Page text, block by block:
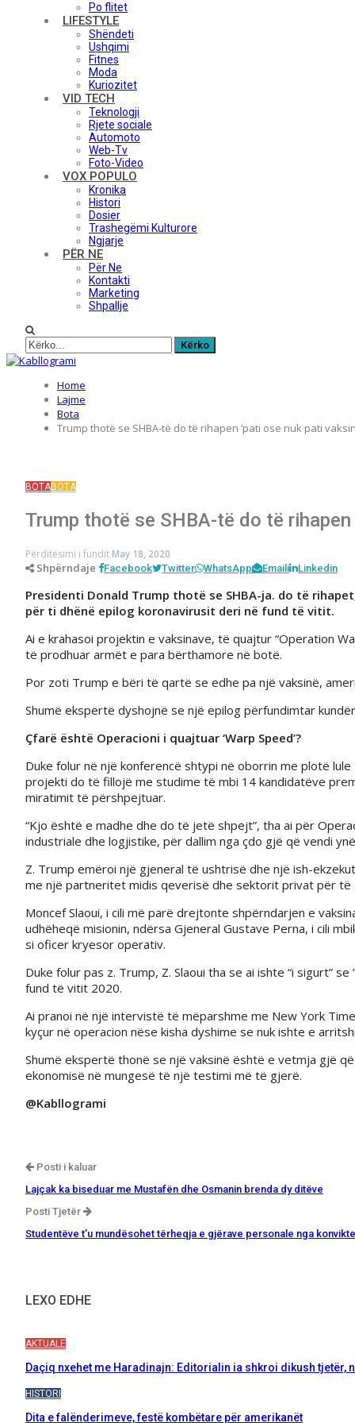
Po flitet
LIFESTYLE
Shëndeti
Ushqimi
Fitnes
Moda
Kuriozitet
VID TECH
Teknologji
Rjete sociale
Automoto
Web-Tv
Foto-Video
VOX POPULO
Kronika
Histori
Dosier
Trashegëmi Kulturore
Ngjarje
PËR NE
Për Ne
Kontakti
Marketing
Shpallje
Home
Lajme
Bota
Trump thotë se SHBA-të do të rihapen ‘pati ose nuk pati
BOTABOTA
Trump thotë se SHBA-të do të rihapen
Përditësimi i funditMay 18, 2020
Shpërndaje Facebook Twitter WhatsApp Emaili Linkedin
Presidenti Donald Trump thotë se SHBA-ja. do të
për ti dhënë epilog koronavirusit deri në fund të vitit.
Ai e krahasoi projektin e vaksinave, të quajtur “Operation
të prodhuar armët e para bërthamore në botë.
Por zoti Trump e bëri të qartë se edhe pa një vaksinë,
Shumë ekspertë dyshojnë se një epilog përfundimtar
Çfarë është Operacioni i quajtuar ‘Warp Speed’?
Duke folur në një konferencë shtypi në oborrin me plotë
projekti do të fillojë me studime të mbi 14 kandidatëve
miratimit të përshpejtuar.
“Kjo është e madhe dhe do të jetë shpejt”, tha ai për
industriale dhe logjistike, për dallim nga çdo gjë që vendi
Z. Trump emëroi një gjeneral të ushtrisë dhe një ish-
me një partneritet midis qeverisë dhe sektorit privat për të
Moncef Slaoui, i cili më parë drejtonte shpërndarjen e
udhëheqë misionin, ndërsa Gjeneral Gustave Perna, i cili
si oficer kryesor operativ.
Duke folur pas z. Trump, Z. Slaoui tha se ai ishte “i sigurt”
fund të vitit 2020.
Ai pranoi në një intervistë të mëparshme me New York
kyçur në operacion nëse kisha dyshime se nuk ishte e
Shumë ekspertë thonë se një vaksinë është e vetmja gjë
ekonomisë në mungesë të një testimi më të gjerë.
@Kabllogrami
Posti i kaluar
Lajçak ka biseduar me Mustafën dhe Osmanin brenda dy ditëve
Posti Tjetër
Studentëve t’u mundësohet tërheqja e gjërave personale nga
LEXO EDHE
AKTUALE
Daçiq nxehet me Haradinajn: Editorialin ia shkroi dikush tjetër,
HISTORI
Dita e falёnderimeve, festё kombёtare pёr amerikanët